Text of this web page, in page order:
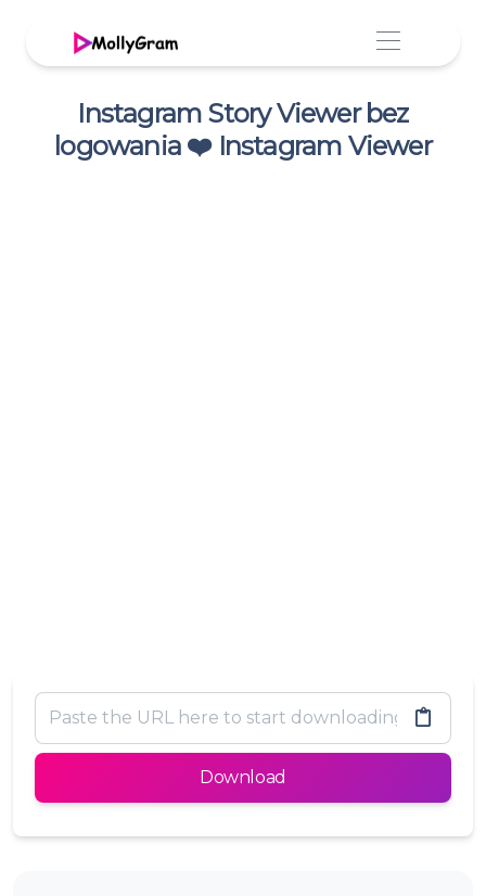
Instagram Story Viewer bez
logowania ❤️ Instagram Viewer
Download